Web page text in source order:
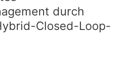
durch
Closed-Loop-